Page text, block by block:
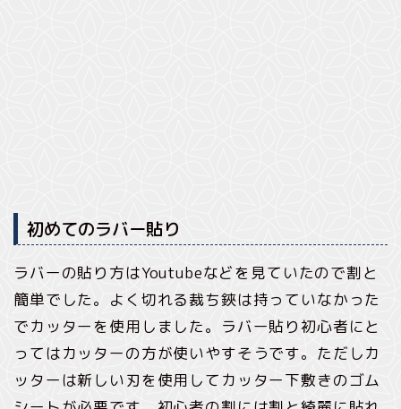
初めてのラバー貼り
ラバーの貼り方はYoutubeなどを見ていたので割と
簡単でした。よく切れる裁ち鋏は持っていなかった
でカッターを使用しました。ラバー貼り初心者にと
ってはカッターの方が使いやすそうです。ただしカ
ッターは新しい刃を使用してカッター下敷きのゴム